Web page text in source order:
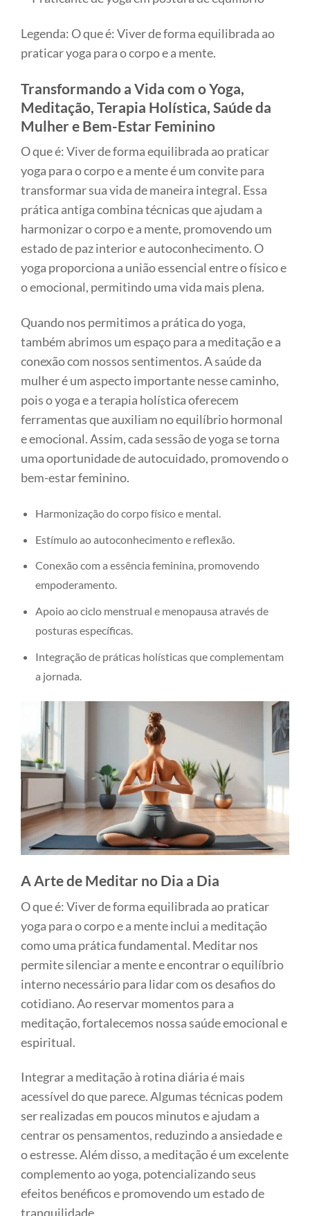
Legenda: O que é: Viver de forma equilibrada ao
praticar yoga para o corpo e a mente.
Transformando a Vida com o Yoga,
Meditação, Terapia Holística, Saúde da
Mulher e Bem-Estar Feminino
O que é: Viver de forma equilibrada ao praticar
yoga para o corpo e a mente é um convite para
transformar sua vida de maneira integral. Essa
prática antiga combina técnicas que ajudam a
harmonizar o corpo e a mente, promovendo um
estado de paz interior e autoconhecimento. O
yoga proporciona a união essencial entre o físico e
o emocional, permitindo uma vida mais plena.
Quando nos permitimos a prática do yoga,
também abrimos um espaço para a meditação e a
conexão com nossos sentimentos. A saúde da
mulher é um aspecto importante nesse caminho,
pois o yoga e a terapia holística oferecem
ferramentas que auxiliam no equilíbrio hormonal
e emocional. Assim, cada sessão de yoga se torna
uma oportunidade de autocuidado, promovendo o
bem-estar feminino.
Harmonização do corpo físico e mental.
Estímulo ao autoconhecimento e reflexão.
Conexão com a essência feminina, promovendo
empoderamento.
Apoio ao ciclo menstrual e menopausa através de
posturas específicas.
Integração de práticas holísticas que complementam
a jornada.
A Arte de Meditar no Dia a Dia
O que é: Viver de forma equilibrada ao praticar
yoga para o corpo e a mente inclui a meditação
como uma prática fundamental. Meditar nos
permite silenciar a mente e encontrar o equilíbrio
interno necessário para lidar com os desafios do
cotidiano. Ao reservar momentos para a
meditação, fortalecemos nossa saúde emocional e
espiritual.
Integrar a meditação à rotina diária é mais
acessível do que parece. Algumas técnicas podem
ser realizadas em poucos minutos e ajudam a
centrar os pensamentos, reduzindo a ansiedade e
o estresse. Além disso, a meditação é um excelente
complemento ao yoga, potencializando seus
efeitos benéficos e promovendo um estado de